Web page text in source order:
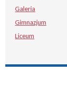
Galeria
Gimnazjum
Liceum